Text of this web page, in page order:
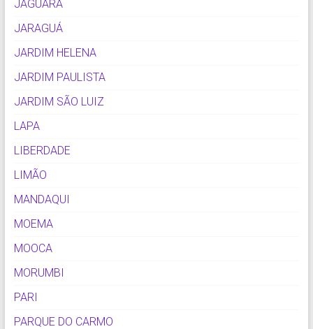
JAGUARA
JARAGUÁ
JARDIM HELENA
JARDIM PAULISTA
JARDIM SÃO LUIZ
LAPA
LIBERDADE
LIMÃO
MANDAQUI
MOEMA
MOOCA
MORUMBI
PARI
PARQUE DO CARMO